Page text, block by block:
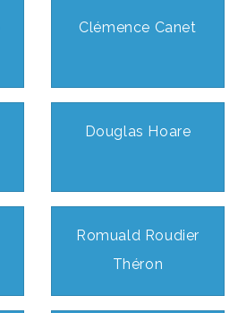
Clémence Canet
Douglas Hoare
Romuald Roudier
Théron